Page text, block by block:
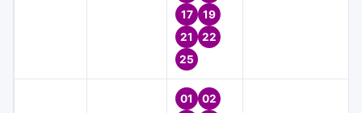
17
19
21
22
25
01
02